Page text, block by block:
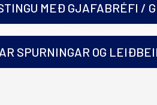
by Hilton Reykjavik
Reykjavík Nordica
MEÐ GJAFABRÉFI /
SPURNINGAR OG